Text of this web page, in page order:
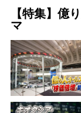
【特集】億
マ